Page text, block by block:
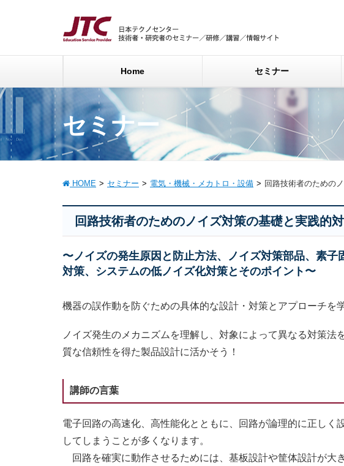
Home セミナー
セミナー
HOME セミナー 電気・機械・メカトロ・設備 回路技術者のための
回路技術者のためのノイズ対策の基礎と実践的
〜ノイズの発生原因と防止方法、ノイズ対策部品、素
対策、システムの低ノイズ化対策とそのポイント〜
機器の誤作動を防ぐための具体的な設計・対策とアプローチを
ノイズ発生のメカニズムを理解し、対象によって異なる対策法
質な信頼性を得た製品設計に活かそう！
講師の言葉
電子回路の高速化、高性能化とともに、回路が論理的に正しく
してしまうことが多くなります。
回路を確実に動作させるためには、基板設計や筐体設計が大